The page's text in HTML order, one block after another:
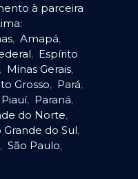
à parceira
, Amapá,
, Espírito
, Minas Gerais,
Grosso, Pará,
Piauí, Paraná,
do Norte,
Grande do Sul,
, São Paulo,